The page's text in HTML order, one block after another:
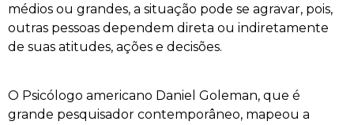
médios ou grandes, a situação pode se agravar, pois,
outras pessoas dependem direta ou indiretamente
de suas atitudes, ações e decisões.
O Psicólogo americano Daniel Goleman, que é
grande pesquisador contemporâneo, mapeou a